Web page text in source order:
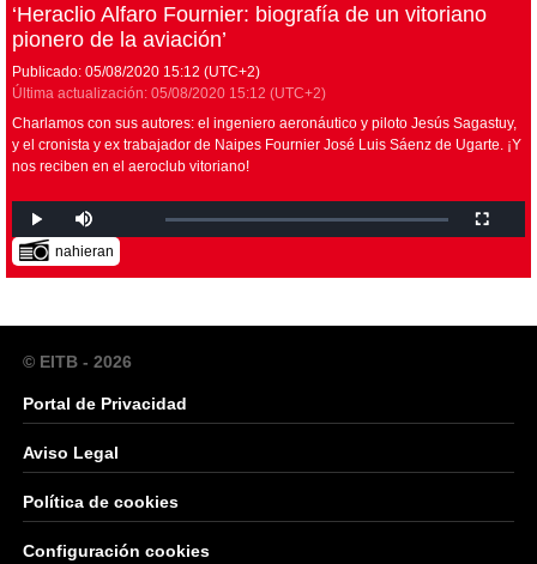
‘Heraclio Alfaro Fournier: biografía de un vitoriano
pionero de la aviación’
Publicado: 05/08/2020 15:12 (UTC+2)
Última actualización: 05/08/2020 15:12 (UTC+2)
Charlamos con sus autores: el ingeniero aeronáutico y piloto Jesús Sagastuy,
y el cronista y ex trabajador de Naipes Fournier José Luis Sáenz de Ugarte. ¡Y
nos reciben en el aeroclub vitoriano!
nahieran
© EITB - 2026
Portal de Privacidad
Aviso Legal
Política de cookies
Configuración cookies